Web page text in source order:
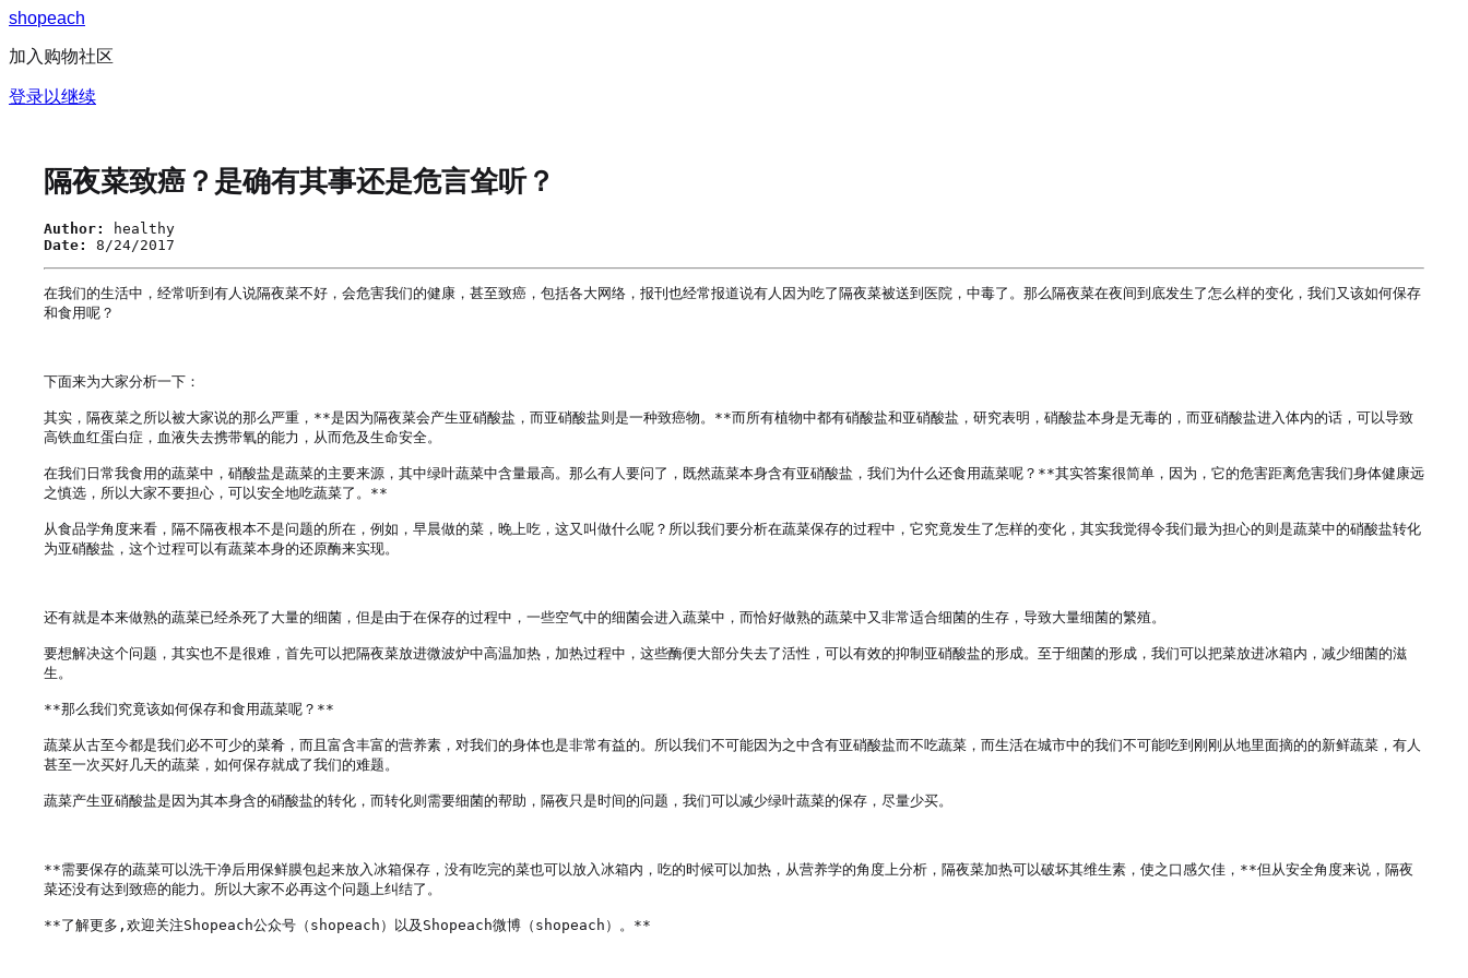
shopeach
加入购物社区
登录以继续
隔夜菜致癌？是确有其事还是危言耸听？
Author:
healthy
Date:
8/24/2017
在我们的生活中，经常听到有人说隔夜菜不好，会危害我们的健康，甚至致癌，包括各大网络，报刊也经常报道说有人因为吃了隔夜菜被送到医院，中毒了。那么隔夜菜在夜间到底发生了怎么样的变化，我们又该如何保存
和食用呢？
下面来为大家分析一下：
其实，隔夜菜之所以被大家说的那么严重，**是因为隔夜菜会产生亚硝酸盐，而亚硝酸盐则是一种致癌物。**而所有植物中都有硝酸盐和亚硝酸盐，研究表明，硝酸盐本身是无毒的，而亚硝酸盐进入体内的话，可以导致
高铁血红蛋白症，血液失去携带氧的能力，从而危及生命安全。
在我们日常我食用的蔬菜中，硝酸盐是蔬菜的主要来源，其中绿叶蔬菜中含量最高。那么有人要问了，既然蔬菜本身含有亚硝酸盐，我们为什么还食用蔬菜呢？**其实答案很简单，因为，它的危害距离危害我们身体健康远
之慎选，所以大家不要担心，可以安全地吃蔬菜了。**
从食品学角度来看，隔不隔夜根本不是问题的所在，例如，早晨做的菜，晚上吃，这又叫做什么呢？所以我们要分析在蔬菜保存的过程中，它究竟发生了怎样的变化，其实我觉得令我们最为担心的则是蔬菜中的硝酸盐转化
为亚硝酸盐，这个过程可以有蔬菜本身的还原酶来实现。
还有就是本来做熟的蔬菜已经杀死了大量的细菌，但是由于在保存的过程中，一些空气中的细菌会进入蔬菜中，而恰好做熟的蔬菜中又非常适合细菌的生存，导致大量细菌的繁殖。
要想解决这个问题，其实也不是很难，首先可以把隔夜菜放进微波炉中高温加热，加热过程中，这些酶便大部分失去了活性，可以有效的抑制亚硝酸盐的形成。至于细菌的形成，我们可以把菜放进冰箱内，减少细菌的滋
生。
**那么我们究竟该如何保存和食用蔬菜呢？**
蔬菜从古至今都是我们必不可少的菜肴，而且富含丰富的营养素，对我们的身体也是非常有益的。所以我们不可能因为之中含有亚硝酸盐而不吃蔬菜，而生活在城市中的我们不可能吃到刚刚从地里面摘的的新鲜蔬菜，有人
甚至一次买好几天的蔬菜，如何保存就成了我们的难题。
蔬菜产生亚硝酸盐是因为其本身含的硝酸盐的转化，而转化则需要细菌的帮助，隔夜只是时间的问题，我们可以减少绿叶蔬菜的保存，尽量少买。
**需要保存的蔬菜可以洗干净后用保鲜膜包起来放入冰箱保存，没有吃完的菜也可以放入冰箱内，吃的时候可以加热，从营养学的角度上分析，隔夜菜加热可以破坏其维生素，使之口感欠佳，**但从安全角度来说，隔夜
菜还没有达到致癌的能力。所以大家不必再这个问题上纠结了。
**了解更多,欢迎关注Shopeach公众号（shopeach）以及Shopeach微博（shopeach）。**